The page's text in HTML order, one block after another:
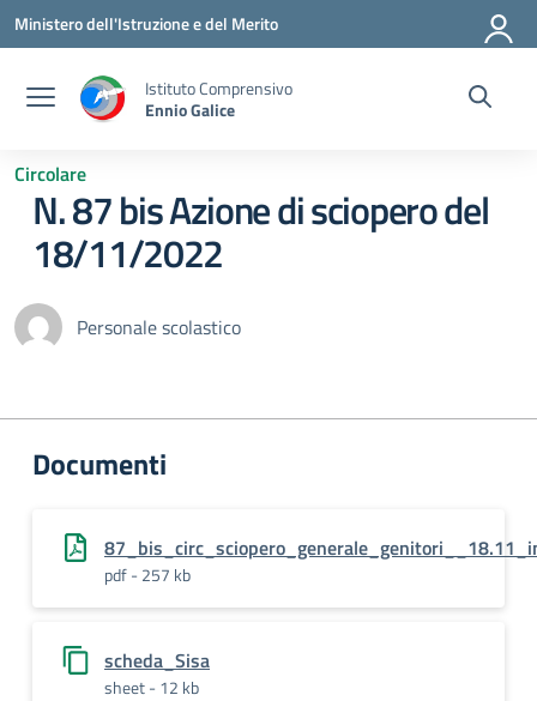
Vai ai contenuti
Vai al menu di navigazione
Vai al footer
Ministero dell'Istruzione e del Merito
Istituto Comprensivo
Ennio Galice
Circolare
N. 87 bis Azione di sciopero del
18/11/2022
Personale scolastico
Documenti
pdf - 257 kb
scheda_Sisa
sheet - 12 kb